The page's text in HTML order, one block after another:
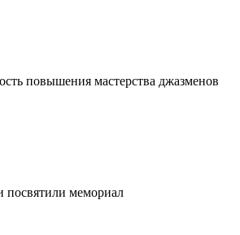
повышения мастерства джазменов
посвятили мемориал